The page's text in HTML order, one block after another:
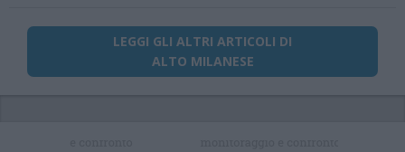
LEGGI GLI ALTRI ARTICOLI DI
ALTO MILANESE